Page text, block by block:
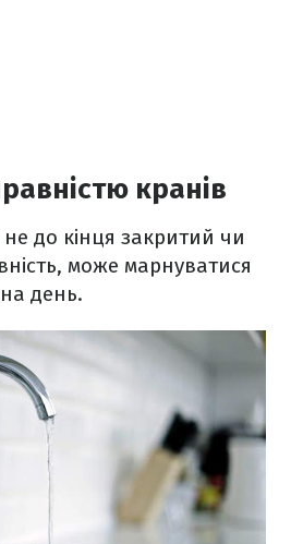
кранів
до кінця закритий чи
може марнуватися
день.